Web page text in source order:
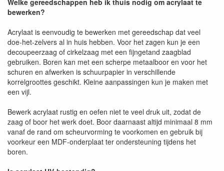
Welke gereedschappen heb ik thuis nodig om acrylaat te
bewerken?
Acrylaat is eenvoudig te bewerken met gereedschap dat veel
doe-het-zelvers al in huis hebben. Voor het zagen kun je een
decoupeerzaag of cirkelzaag met een fijngetand zaagblad
gebruiken. Boren kan met een scherpe metaalboor en voor het
schuren en afwerken is schuurpapier in verschillende
korrelgroottes geschikt. Kleine aanpassingen kun je maken met
een vijl.
Bewerk acrylaat rustig en oefen niet te veel druk uit, zodat de
zaag of boor het werk doet. Boor daarnaast altijd minimaal 8 mm
vanaf de rand om scheurvorming te voorkomen en gebruik bij
voorkeur een MDF-onderplaat ter ondersteuning tijdens het
boren.